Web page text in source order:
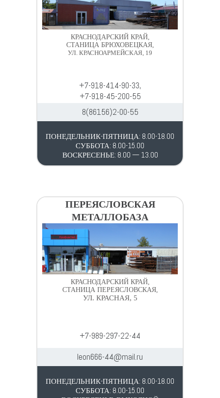
КРАСНОДАРСКИЙ КРАЙ,
СТАНИЦА БРЮХОВЕЦКАЯ,
УЛ. КРАСНОАРМЕЙСКАЯ, 19
+7-918-414-90-33,
+7-918-45-200-55
8(86156)2-00-55
ПОНЕДЕЛЬНИК-ПЯТНИЦА: 8.00-18.00
СУББОТА: 8.00-15.00
ВОСКРЕСЕНЬЕ: 8.00 — 13.00
ПЕРЕЯСЛОВСКАЯ
МЕТАЛЛОБАЗА
КРАСНОДАРСКИЙ КРАЙ,
СТАНИЦА ПЕРЕЯСЛОВСКАЯ,
УЛ. КРАСНАЯ, 5
+7-989-297-22-44
leon666-44@mail.ru
ПОНЕДЕЛЬНИК-ПЯТНИЦА: 8.00-18.00
СУББОТА: 8.00-15.00